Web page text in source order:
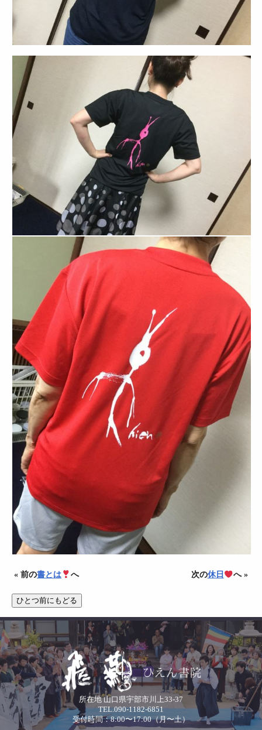
« 前の書とは へ 次の休日 へ »
所在地 山口県宇部市川上33-37
TEL.090-1182-6851
受付時間：8:00〜17:00（月〜土）